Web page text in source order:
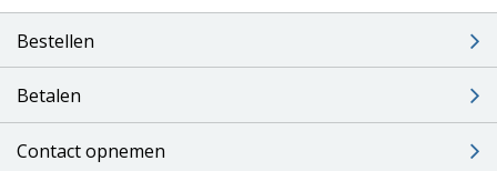
Bestellen
Betalen
Contact opnemen